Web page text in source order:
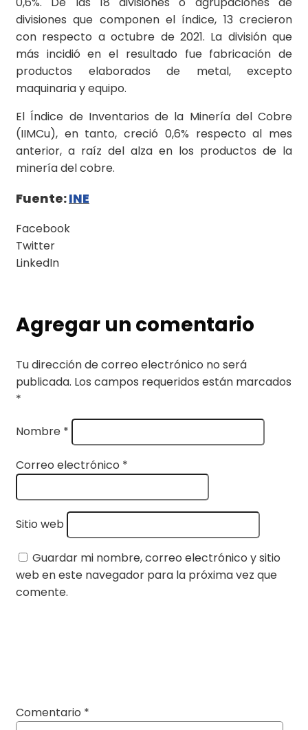
divisiones que componen el índice, 13 crecieron
con respecto a octubre de 2021. La división que
más incidió en el resultado fue fabricación de
productos elaborados de metal, excepto
maquinaria y equipo.
El Índice de Inventarios de la Minería del Cobre
(IIMCu), en tanto, creció 0,6% respecto al mes
anterior, a raíz del alza en los productos de la
minería del cobre.
Fuente:INE
Facebook
Twitter
LinkedIn
Agregar un comentario
Tu dirección de correo electrónico no será
publicada. Los campos requeridos están marcados
*
Nombre *
Correo electrónico *
Sitio web
Guardar mi nombre, correo electrónico y sitio
web en este navegador para la próxima vez que
comente.
Comentario *